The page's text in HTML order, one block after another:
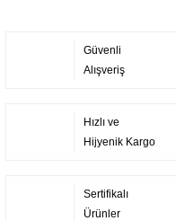
Güvenli
Alışveriş
Hızlı ve
Hijyenik Kargo
Sertifikalı
Ürünler